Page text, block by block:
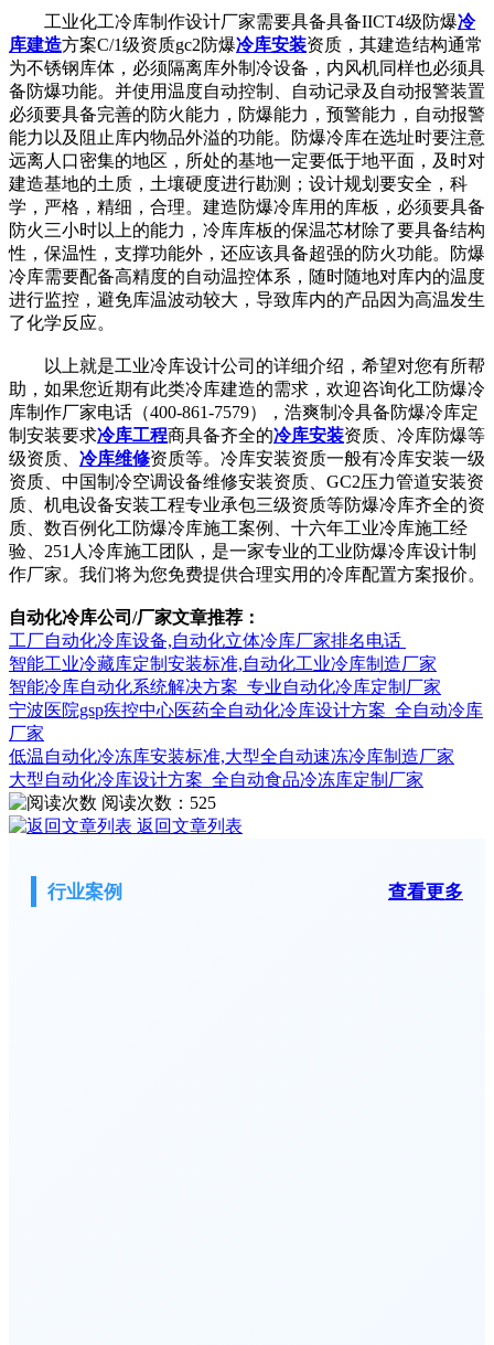
工业化工冷库制作设计厂家需要具备具备IICT4级防爆冷
库建造方案C/1级资质gc2防爆冷库安装资质，其建造结构通常
为不锈钢库体，必须隔离库外制冷设备，内风机同样也必须具
备防爆功能。并使用温度自动控制、自动记录及自动报警装置
必须要具备完善的防火能力，防爆能力，预警能力，自动报警
能力以及阻止库内物品外溢的功能。防爆冷库在选址时要注意
远离人口密集的地区，所处的基地一定要低于地平面，及时对
建造基地的土质，土壤硬度进行勘测；设计规划要安全，科
学，严格，精细，合理。建造防爆冷库用的库板，必须要具备
防火三小时以上的能力，冷库库板的保温芯材除了要具备结构
性，保温性，支撑功能外，还应该具备超强的防火功能。防爆
冷库需要配备高精度的自动温控体系，随时随地对库内的温度
进行监控，避免库温波动较大，导致库内的产品因为高温发生
了化学反应。
以上就是工业冷库设计公司的详细介绍，希望对您有所帮
助，如果您近期有此类冷库建造的需求，欢迎咨询化工防爆冷
库制作厂家电话（400-861-7579），浩爽制冷具备防爆冷库定
制安装要求冷库工程商具备齐全的冷库安装资质、冷库防爆等
级资质、 冷库维修资质等。冷库安装资质一般有冷库安装一级
资质、中国制冷空调设备维修安装资质、GC2压力管道安装资
质、机电设备安装工程专业承包三级资质等防爆冷库齐全的资
质、数百例化工防爆冷库施工案例、十六年工业冷库施工经
验、251人冷库施工团队，是一家专业的工业防爆冷库设计制
作厂家。我们将为您免费提供合理实用的冷库配置方案报价。
自动化冷库公司/厂家文章推荐：
工厂自动化冷库设备,自动化立体冷库厂家排名电话
智能工业冷藏库定制安装标准,自动化工业冷库制造厂家
智能冷库自动化系统解决方案_专业自动化冷库定制厂家
宁波医院gsp疾控中心医药全自动化冷库设计方案_全自动冷库
厂家
低温自动化冷冻库安装标准,大型全自动速冻冷库制造厂家
大型自动化冷库设计方案_全自动食品冷冻库定制厂家
阅读次数： 525
返回文章列表
行业案例 查看更多